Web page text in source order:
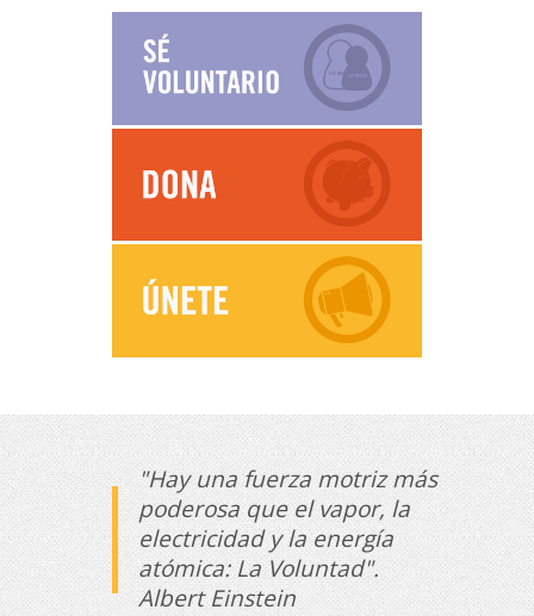
"Hay una fuerza motriz más
poderosa que el vapor, la
electricidad y la energía
atómica: La Voluntad".
Albert Einstein